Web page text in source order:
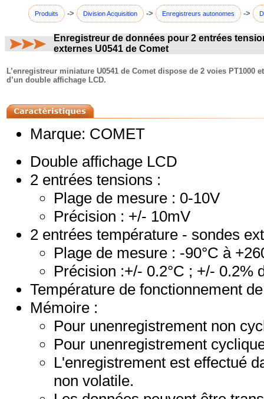
Produits -> Division Acquisition -> Enregistreurs autonomes ->
Enregistreur de données pour 2 entrées
externes U0541 de Comet
L’enregistreur miniature U0541 de Comet dispose de 2 voies
d’un double affichage LCD.
Marque: COMET
Double affichage LCD
2 entrées tensions :
Plage de mesure : 0-10V
Précision : +/- 10mV
2 entrées température - sondes
Plage de mesure : -90°C à
Précision :+/- 0.2°C ; +/- 0.2%
Température de fonctionnement
Mémoire :
Pour unenregistrement non
Pour unenregistrement
L'enregistrement est effectué
non volatile.